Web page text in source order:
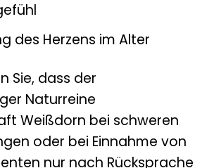
des Herzens im Alter
Sie, dass der
Naturreine
Weißdorn bei schweren
oder bei Einnahme von
nur nach Rücksprache